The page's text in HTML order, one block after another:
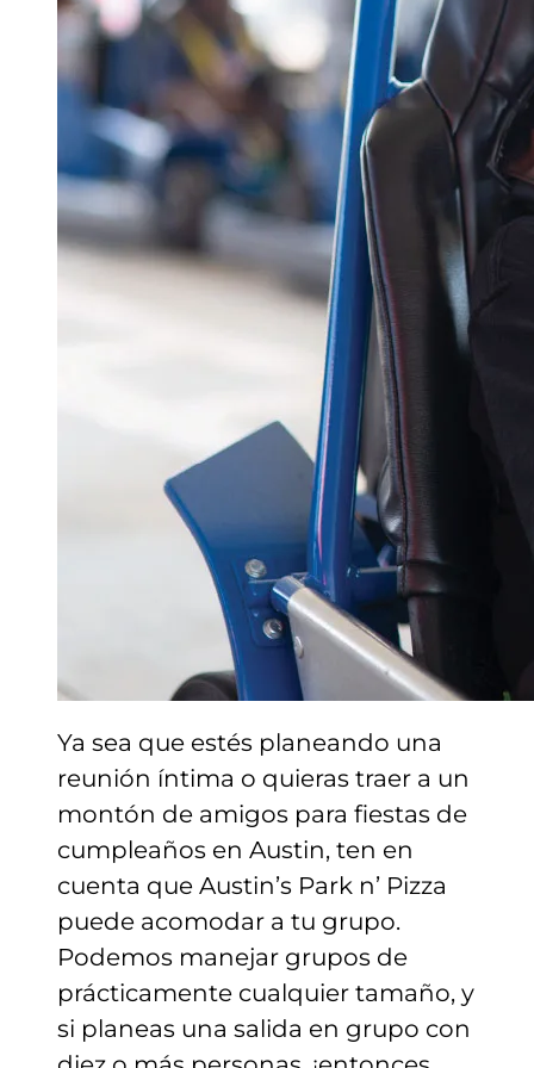
Ya sea que estés planeando una
reunión íntima o quieras traer a un
montón de amigos para fiestas de
cumpleaños en Austin, ten en
cuenta que Austin’s Park n’ Pizza
puede acomodar a tu grupo.
Podemos manejar grupos de
prácticamente cualquier tamaño, y
si planeas una salida en grupo con